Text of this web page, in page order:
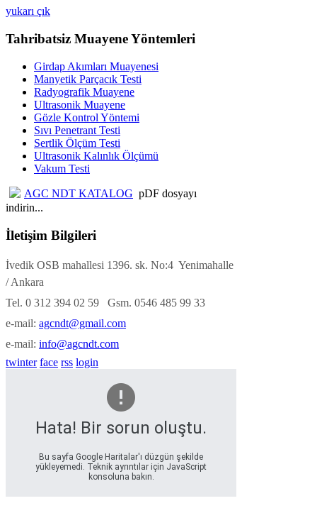
yukarı çık
Tahribatsiz Muayene Yöntemleri
Girdap Akımları Muayenesi
Manyetik Parçacık Testi
Radyografik Muayene
Ultrasonik Muayene
Gözle Kontrol Yöntemi
Sıvı Penetrant Testi
Sertlik Ölçüm Testi
Ultrasonik Kalınlık Ölçümü
Vakum Testi
AGC NDT KATALOG pDF dosyayı
indirin...
İletişim Bilgileri
İvedik OSB mahallesi 1396. sk. No:4 Yenimahalle
/ Ankara
Tel. 0 312 394 02 59 Gsm. 0546 485 99 33
e-mail: agcndt@gmail.com
e-mail: info@agcndt.com
twinter face rss login
Hata! Bir sorun oluştu.
Bu sayfa Google Haritalar'ı düzgün şekilde
yükleyemedi. Teknik ayrıntılar için JavaScript
konsoluna bakın.